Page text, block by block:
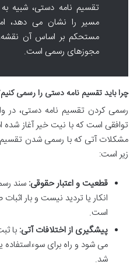
تقسیم نامه دستی، شبیه
مسیر را نشان می دهد،
مستحکم بر اساس آن
مجوزهای رسمی است.
چرا باید تقسیم نامه دستی را رسمی
رسمی کردن تقسیم نامه دستی،
توافقی است که با نیت خیر آغاز
مشکلات آتی که با رسمی شدن تقسیم
زیر است:
قطعیت و اعتبار حقوقی: سند
انکار یا تردید نیست و بار
است.
پیشگیری از اختلافات آتی: با
می شود و راه برای سوءاستفاده
شد.